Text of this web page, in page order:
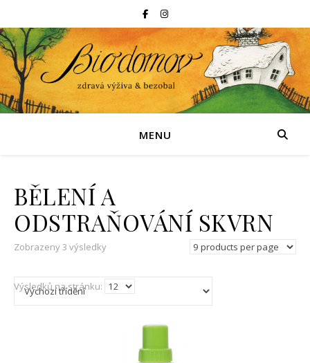
MENU
BĚLENÍ A
ODSTRAŇOVÁNÍ SKVRN
Zobrazeny 3 výsledky
Výsledků na stránku: